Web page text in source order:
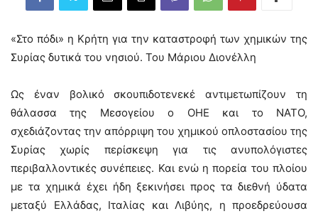
«Στο πόδι» η Κρήτη για την καταστροφή των χημικών της
Συρίας δυτικά του νησιού. Του Μάριου Διονέλλη
Ως έναν βολικό σκουπιδοτενεκέ αντιμετωπίζουν τη
θάλασσα της Μεσογείου ο ΟΗΕ και το ΝΑΤΟ,
σχεδιάζοντας την απόρριψη του χημικού οπλοστασίου της
Συρίας χωρίς περίσκεψη για τις ανυπολόγιστες
περιβαλλοντικές συνέπειες. Και ενώ η πορεία του πλοίου
με τα χημικά έχει ήδη ξεκινήσει προς τα διεθνή ύδατα
μεταξύ Ελλάδας, Ιταλίας και Λιβύης, η προεδρεύουσα